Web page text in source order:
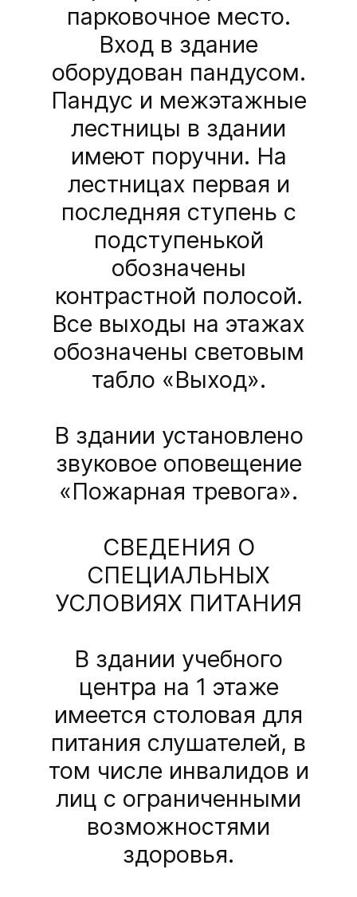
парковочное место.
Вход в здание
оборудован пандусом.
Пандус и межэтажные
лестницы в здании
имеют поручни. На
лестницах первая и
последняя ступень с
подступенькой
обозначены
контрастной полосой.
Все выходы на этажах
обозначены световым
табло «Выход».
В здании установлено
звуковое оповещение
«Пожарная тревога».
СВЕДЕНИЯ О
СПЕЦИАЛЬНЫХ
УСЛОВИЯХ ПИТАНИЯ
В здании учебного
центра на 1 этаже
имеется столовая для
питания слушателей, в
том числе инвалидов и
лиц с ограниченными
возможностями
здоровья.